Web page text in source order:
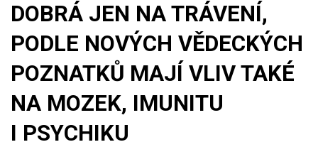
RECEPTY
LÉKY
DOBRÁ JEN NA TRÁVENÍ,
PODLE NOVÝCH VĚDECKÝCH
POZNATKŮ MAJÍ VLIV TAKÉ
NA MOZEK, IMUNITU
I PSYCHIKU